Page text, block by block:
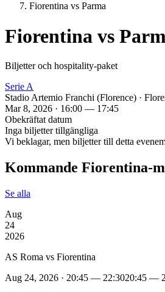
Fiorentina vs Parma
Fiorentina vs
Biljetter och hospitality‑paket
Serie A
Stadio Artemio Franchi (Florence) ·
Mar 8, 2026 · 16:00 — 17:45
Obekräftat datum
Inga biljetter tillgängliga
Vi beklagar, men biljetter till detta
Kommande
Se alla
Aug
24
2026
AS Roma vs Fiorentina
Aug 24, 2026 · 20:45 — 22:3020:45 —